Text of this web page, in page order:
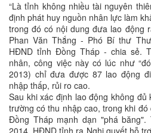
“Là tỉnh không nhiều tài nguyên
định phát huy nguồn nhân lực làm
trong đó có nội dung đưa lao động
Phan Văn Thắng - Phó Bí thư
HĐND tỉnh Đồng Tháp - chia sẻ.
nhân, công việc này có lúc như
2013) chỉ đưa được 87 lao động
nhập thấp, rủi ro cao.
Sau khi xác định lao động không
trường có thu nhập cao, trong khi
Đồng Tháp mạnh dạn "phá
2014, HĐND tỉnh ra Nghị quyết hỗ